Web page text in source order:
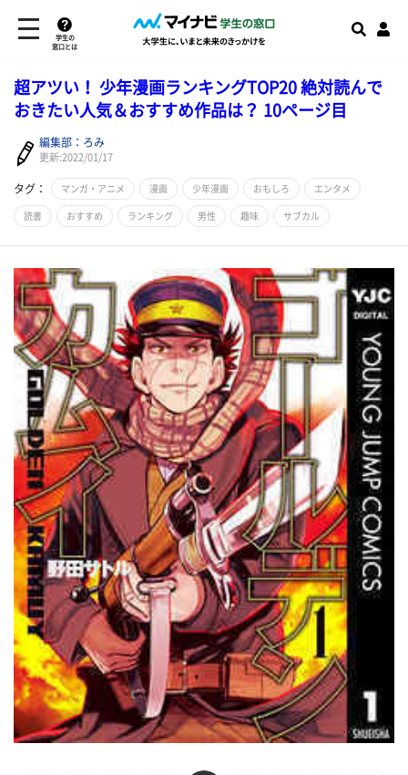
学生の
窓口とは
超アツい！ 少年漫画ランキングTOP20 絶対読んで
おきたい人気＆おすすめ作品は？ 10ページ目
編集部：ろみ
更新:2022/01/17
タグ： マンガ・アニメ 漫画 少年漫画 おもしろ エンタメ
読書 おすすめ ランキング 男性 趣味 サブカル